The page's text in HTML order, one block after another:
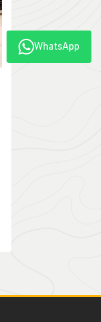
WhatsApp